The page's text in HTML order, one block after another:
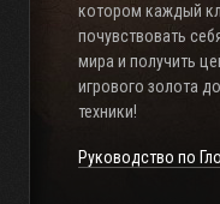
котором каждый
почувствовать
мира и получить
игрового золота
техники!
Руководство по